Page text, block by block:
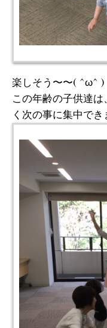
楽しそう〜〜( ^ω^ )
この年齢の子供達
く次の事に集中でき